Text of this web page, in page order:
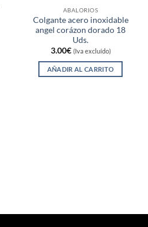
ABALORIOS
Colgante acero inoxidable
angel corázon dorado 18
Uds.
3.00€ (Iva excluído)
AÑADIR AL CARRITO